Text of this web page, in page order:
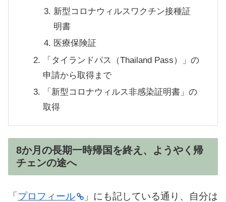
新型コロナウィルスワクチン接種証
明書
医療保険証
「タイランドパス（Thailand Pass）」の
申請から取得まで
「新型コロナウィルス非感染証明書」の
取得
8か月の長期一時帰国を終え、ようやく帰
チェンの途へ
「プロフィール
」にも記している通り、自分は